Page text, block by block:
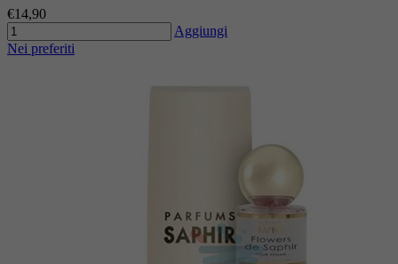
€14,90
Aggiungi
Nei preferiti